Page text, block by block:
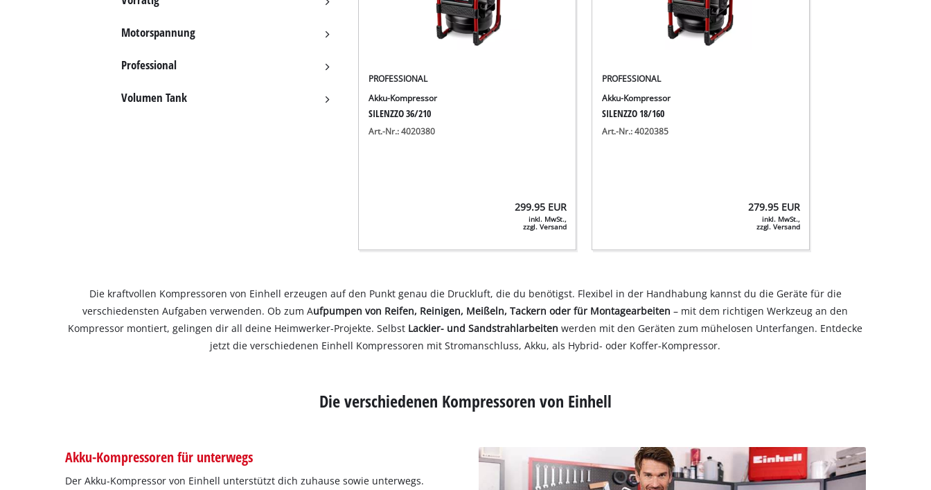
Motorspannung
Professional
Volumen Tank
PROFESSIONAL
Akku-Kompressor
SILENZZO 36/210
Art.-Nr.: 4020380
299.95 EUR
inkl. MwSt.,
zzgl. Versand
PROFESSIONAL
Akku-Kompressor
SILENZZO 18/160
Art.-Nr.: 4020385
279.95 EUR
inkl. MwSt.,
zzgl. Versand
Die kraftvollen Kompressoren von Einhell erzeugen auf den Punkt genau die Druckluft, die du benötigst. Flexibel in der Handhabung kannst du die Geräte für die
verschiedensten Aufgaben verwenden. Ob zum Aufpumpen von Reifen, Reinigen, Meißeln, Tackern oder für Montagearbeiten – mit dem richtigen Werkzeug an den
Kompressor montiert, gelingen dir all deine Heimwerker-Projekte. Selbst Lackier- und Sandstrahlarbeitenwerden mit den Geräten zum mühelosen Unterfangen. Entdecke
jetzt die verschiedenen Einhell Kompressoren mit Stromanschluss, Akku, als Hybrid- oder Koffer-Kompressor.
Die verschiedenen Kompressoren von Einhell
Akku-Kompressoren für unterwegs
Der Akku-Kompressor von Einhell unterstützt dich zuhause sowie unterwegs.